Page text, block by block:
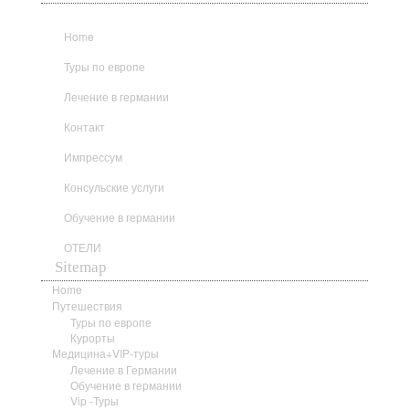
Home
Туры по европе
Лечение в германии
Контакт
Импрессум
Консульские услуги
Обучение в германии
ОТЕЛИ
Sitemap
Home
Путешествия
Туры по европе
Курорты
Медицина+VIP-туры
Лечение в Германии
Обучение в германии
Vip -Туры